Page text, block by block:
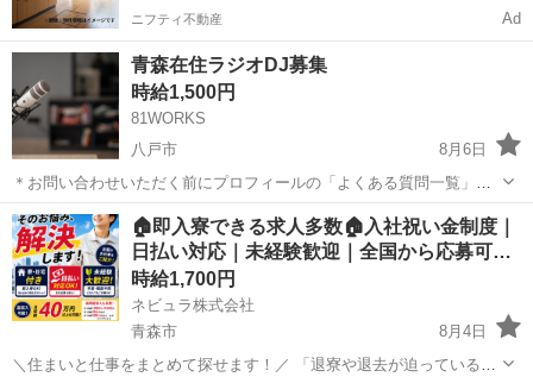
ニフティ不動産 Ad
青森在住ラジオDJ募集
時給1,500円
81WORKS
八戸市
8月6日
＊お問い合わせいただく前にプロフィールの「よくある質問一覧」を
ご覧ください。 青森のご当地グルメを紹介したい。 青森の名物を紹介
したい。 とにかくラジオパーソナリティをしてみたい。 パーソナリテ
ィに興味があるけど一歩踏み出...
青森 八戸市 その他 スタッフ
🏠即入寮できる求人多数🏠入社祝い金制度｜
日払い対応｜未経験歓迎｜全国から応募可…
時給1,700円
ネビュラ株式会社
青森市
8月4日
＼住まいと仕事をまとめて探せます！／ 「退寮や退去が迫っている」